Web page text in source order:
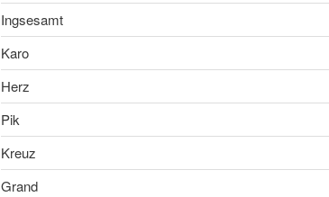
Ingsesamt
Karo
Herz
Pik
Kreuz
Grand